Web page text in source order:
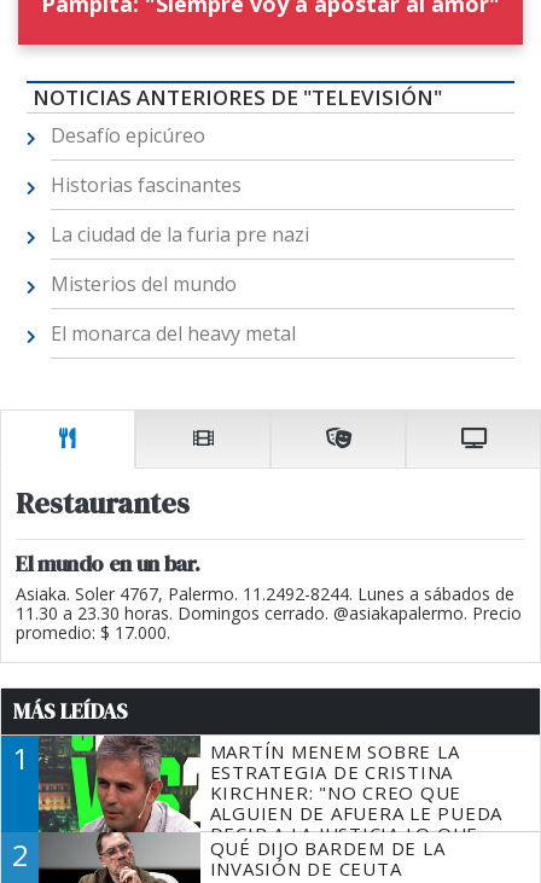
NOTICIAS ANTERIORES DE "TELEVISIÓN"
Desafío epicúreo
Historias fascinantes
La ciudad de la furia pre nazi
Misterios del mundo
El monarca del heavy metal
Restaurantes
El mundo en un bar.
Asiaka. Soler 4767, Palermo. 11.2492-8244. Lunes a sábados de
11.30 a 23.30 horas. Domingos cerrado. @asiakapalermo. Precio
promedio: $ 17.000.
MÁS LEÍDAS
1
MARTÍN MENEM SOBRE LA
ESTRATEGIA DE CRISTINA
KIRCHNER: "NO CREO QUE
ALGUIEN DE AFUERA LE PUEDA
DECIR A LA JUSTICIA LO QUE
TIENE QUE HACER"
2
QUÉ DIJO BARDEM DE LA
INVASIÓN DE CEUTA